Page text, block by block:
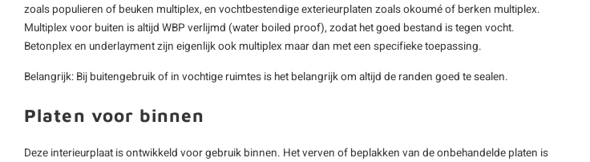
zoals populieren of beuken multiplex, en vochtbestendige exterieurplaten zoals okoumé of berken multiplex.
Multiplex voor buiten is altijd WBP verlijmd (water boiled proof), zodat het goed bestand is tegen vocht.
Betonplex en underlayment zijn eigenlijk ook multiplex maar dan met een specifieke toepassing.
Belangrijk: Bij buitengebruik of in vochtige ruimtes is het belangrijk om altijd de randen goed te sealen.
Platen voor binnen
Deze interieurplaat is ontwikkeld voor gebruik binnen. Het verven of beplakken van de onbehandelde platen is